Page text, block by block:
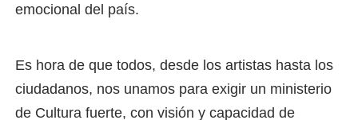
emocional del país.
Es hora de que todos, desde los artistas hasta los
ciudadanos, nos unamos para exigir un ministerio
de Cultura fuerte, con visión y capacidad de